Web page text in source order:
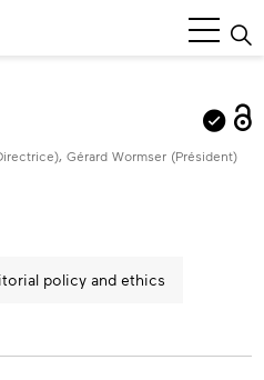
Main
Menu
Gérard Wormser (Président)
policy and ethics